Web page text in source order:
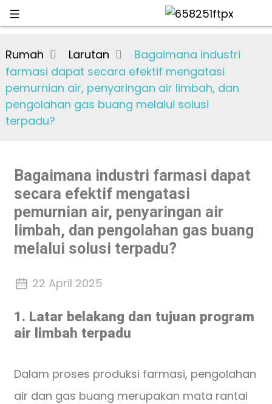
Rumah Larutan
Bagaimana industri
farmasi dapat secara efektif mengatasi
pemurnian air, penyaringan air limbah, dan
pengolahan gas buang melalui solusi
terpadu?
Bagaimana industri farmasi dapat
secara efektif mengatasi
pemurnian air, penyaringan air
limbah, dan pengolahan gas buang
melalui solusi terpadu?
22 April 2025
1. Latar belakang dan tujuan program
air limbah terpadu
Dalam proses produksi farmasi, pengolahan
air dan gas buang merupakan mata rantai